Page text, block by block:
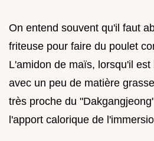
On entend souvent qu'il faut
friteuse pour faire du poulet
L'amidon de maïs, lorsqu'il
avec un peu de matière
très proche du
l'apport calorique de